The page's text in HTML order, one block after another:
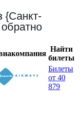
Найти
билеты
Билеты
от 40
879